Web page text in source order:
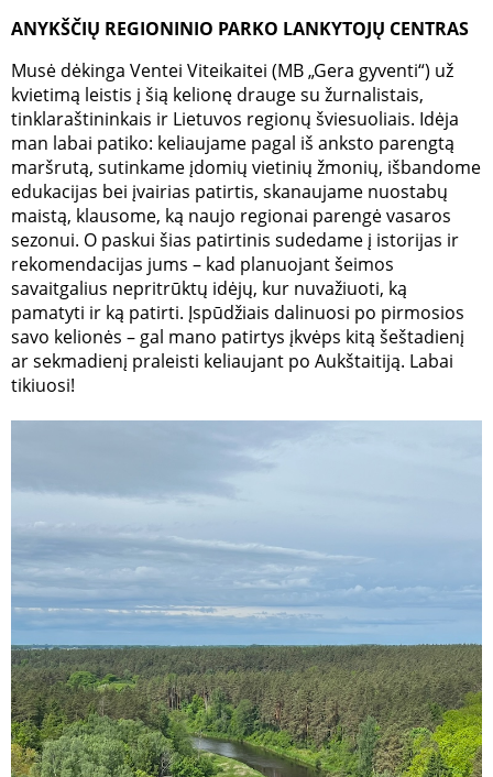
ANYKŠČIŲ REGIONINIO PARKO LANKYTOJŲ CENTRAS
Musė dėkinga Ventei Viteikaitei (MB „Gera gyventi“) už
kvietimą leistis į šią kelionę drauge su žurnalistais,
tinklaraštininkais ir Lietuvos regionų šviesuoliais. Idėja
man labai patiko: keliaujame pagal iš anksto parengtą
maršrutą, sutinkame įdomių vietinių žmonių, išbandome
edukacijas bei įvairias patirtis, skanaujame nuostabų
maistą, klausome, ką naujo regionai parengė vasaros
sezonui. O paskui šias patirtinis sudedame į istorijas ir
rekomendacijas jums – kad planuojant šeimos
savaitgalius nepritrūktų idėjų, kur nuvažiuoti, ką
pamatyti ir ką patirti. Įspūdžiais dalinuosi po pirmosios
savo kelionės – gal mano patirtys įkvėps kitą šeštadienį
ar sekmadienį praleisti keliaujant po Aukštaitiją. Labai
tikiuosi!